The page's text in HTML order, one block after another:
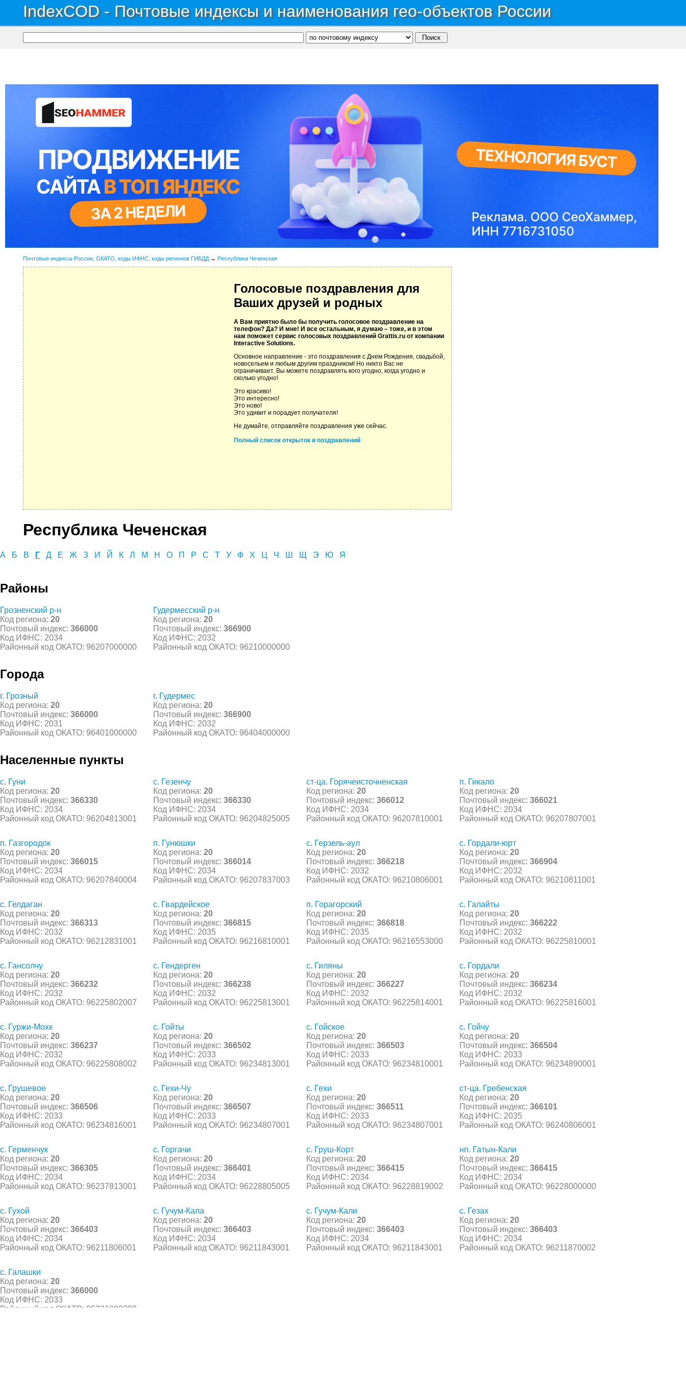
IndexCOD - Почтовые индексы и наименования гео-объектов России
Почтовые индексы России, ОКАТО, коды ИФНС, коды регионов ГИБДД → Республика Чеченская
Голосовые поздравления для
Ваших друзей и родных
А Вам приятно было бы получить голосовое поздравление на
телефон? Да? И мне! И все остальным, я думаю – тоже, и в этом
нам поможет сервис голосовых поздравлений Grattis.ru от компании
Interactive Solutions.
Основное направление - это поздравления с Днем Рождения, свадьбой,
новосельем и любым другим праздником! Но никто Вас не
ограничивает. Вы можете поздравлять кого угодно, когда угодно и
сколько угодно!
Это красиво!
Это интересно!
Это ново!
Это удивит и порадует получателя!
Не думайте, отправляйте поздравления уже сейчас.
Полный список открыток и поздравлений
Республика Чеченская
А Б В Г Д Е Ж З И Й К Л М Н О П Р С Т У Ф Х Ц Ч Ш Щ Э Ю Я
Районы
Грозненский р-н
Код региона: 20
Почтовый индекс: 366000
Код ИФНС: 2034
Районный код ОКАТО: 96207000000
Гудермесский р-н
Код региона: 20
Почтовый индекс: 366900
Код ИФНС: 2032
Районный код ОКАТО: 96210000000
Города
г. Грозный
Код региона: 20
Почтовый индекс: 366000
Код ИФНС: 2031
Районный код ОКАТО: 96401000000
г. Гудермес
Код региона: 20
Почтовый индекс: 366900
Код ИФНС: 2032
Районный код ОКАТО: 96404000000
Населенные пункты
с. Гуни
Код региона: 20
Почтовый индекс: 366330
Код ИФНС: 2034
Районный код ОКАТО: 96204813001
с. Гезенчу
Код региона: 20
Почтовый индекс: 366330
Код ИФНС: 2034
Районный код ОКАТО: 96204825005
ст-ца. Горячеисточненская
Код региона: 20
Почтовый индекс: 366012
Код ИФНС: 2034
Районный код ОКАТО: 96207810001
п. Гикало
Код региона: 20
Почтовый индекс: 366021
Код ИФНС: 2034
Районный код ОКАТО: 96207807001
п. Газгородок
Код региона: 20
Почтовый индекс: 366015
Код ИФНС: 2034
Районный код ОКАТО: 96207840004
п. Гунюшки
Код региона: 20
Почтовый индекс: 366014
Код ИФНС: 2034
Районный код ОКАТО: 96207837003
с. Герзель-аул
Код региона: 20
Почтовый индекс: 366218
Код ИФНС: 2032
Районный код ОКАТО: 96210806001
с. Гордали-юрт
Код региона: 20
Почтовый индекс: 366904
Код ИФНС: 2032
Районный код ОКАТО: 96210811001
с. Гелдаган
Код региона: 20
Почтовый индекс: 366313
Код ИФНС: 2032
Районный код ОКАТО: 96212831001
с. Гвардейское
Код региона: 20
Почтовый индекс: 366815
Код ИФНС: 2035
Районный код ОКАТО: 96216810001
п. Горагорский
Код региона: 20
Почтовый индекс: 366818
Код ИФНС: 2035
Районный код ОКАТО: 96216553000
с. Галайты
Код региона: 20
Почтовый индекс: 366222
Код ИФНС: 2032
Районный код ОКАТО: 96225810001
с. Гансолчу
Код региона: 20
Почтовый индекс: 366232
Код ИФНС: 2032
Районный код ОКАТО: 96225802007
с. Гендерген
Код региона: 20
Почтовый индекс: 366238
Код ИФНС: 2032
Районный код ОКАТО: 96225813001
с. Гиляны
Код региона: 20
Почтовый индекс: 366227
Код ИФНС: 2032
Районный код ОКАТО: 96225814001
с. Гордали
Код региона: 20
Почтовый индекс: 366234
Код ИФНС: 2032
Районный код ОКАТО: 96225816001
с. Гуржи-Мохк
Код региона: 20
Почтовый индекс: 366237
Код ИФНС: 2032
Районный код ОКАТО: 96225808002
с. Гойты
Код региона: 20
Почтовый индекс: 366502
Код ИФНС: 2033
Районный код ОКАТО: 96234813001
с. Гойское
Код региона: 20
Почтовый индекс: 366503
Код ИФНС: 2033
Районный код ОКАТО: 96234810001
с. Гойчу
Код региона: 20
Почтовый индекс: 366504
Код ИФНС: 2033
Районный код ОКАТО: 96234890001
с. Грушевое
Код региона: 20
Почтовый индекс: 366506
Код ИФНС: 2033
Районный код ОКАТО: 96234816001
с. Гехи-Чу
Код региона: 20
Почтовый индекс: 366507
Код ИФНС: 2033
Районный код ОКАТО: 96234807001
с. Гехи
Код региона: 20
Почтовый индекс: 366511
Код ИФНС: 2033
Районный код ОКАТО: 96234807001
ст-ца. Гребенская
Код региона: 20
Почтовый индекс: 366101
Код ИФНС: 2035
Районный код ОКАТО: 96240806001
с. Герменчук
Код региона: 20
Почтовый индекс: 366305
Код ИФНС: 2034
Районный код ОКАТО: 96237813001
с. Горгачи
Код региона: 20
Почтовый индекс: 366401
Код ИФНС: 2034
Районный код ОКАТО: 96228805005
с. Груш-Корт
Код региона: 20
Почтовый индекс: 366415
Код ИФНС: 2034
Районный код ОКАТО: 96228819002
нп. Гатын-Кали
Код региона: 20
Почтовый индекс: 366415
Код ИФНС: 2034
Районный код ОКАТО: 96228000000
с. Гухой
Код региона: 20
Почтовый индекс: 366403
Код ИФНС: 2034
Районный код ОКАТО: 96211806001
с. Гучум-Кала
Код региона: 20
Почтовый индекс: 366403
Код ИФНС: 2034
Районный код ОКАТО: 96211843001
с. Гучум-Кали
Код региона: 20
Почтовый индекс: 366403
Код ИФНС: 2034
Районный код ОКАТО: 96211843001
с. Гезах
Код региона: 20
Почтовый индекс: 366403
Код ИФНС: 2034
Районный код ОКАТО: 96211870002
с. Галашки
Код региона: 20
Почтовый индекс: 366000
Код ИФНС: 2033
Районный код ОКАТО: 96231000000